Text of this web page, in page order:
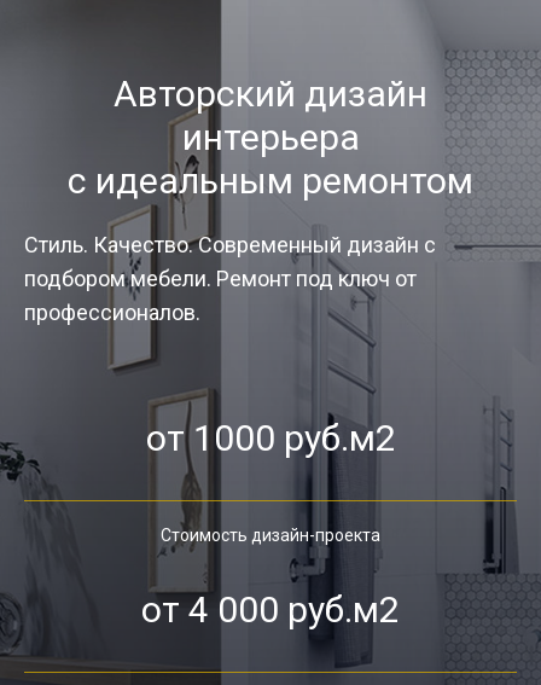
Авторский дизайн
интерьера
с идеальным ремонтом
Стиль. Качество. Современный дизайн с
подбором мебели. Ремонт под ключ от
профессионалов.
от 1000 руб.м2
Стоимость дизайн-проекта
от 4 000 руб.м2